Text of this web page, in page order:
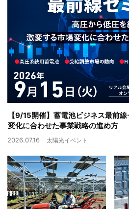
【9/15開催】蓄電池ビジネス最前
変化に合わせた事業戦略の進め方
2026.07.16 太陽光イベント